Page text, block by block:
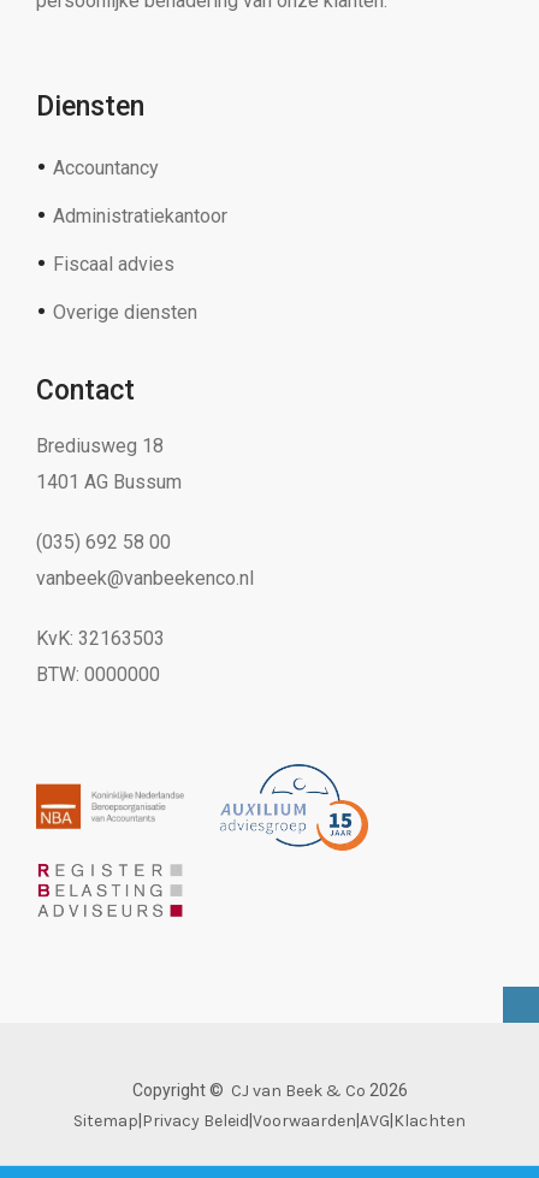
Diensten
Accountancy
Administratiekantoor
Fiscaal advies
Overige diensten
Contact
Brediusweg 18
1401 AG Bussum
(035) 692 58 00
vanbeek@vanbeekenco.nl
KvK: 32163503
BTW: 0000000
Copyright © CJ van Beek & Co 2026
Sitemap Privacy Beleid Voorwaarden AVG Klachten